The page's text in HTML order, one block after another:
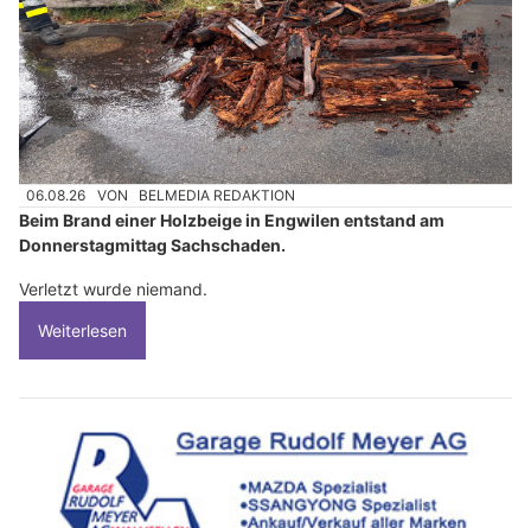
06.08.26 VON BELMEDIA REDAKTION
Beim Brand einer Holzbeige in Engwilen entstand am
Donnerstagmittag Sachschaden.
Verletzt wurde niemand.
Weiterlesen